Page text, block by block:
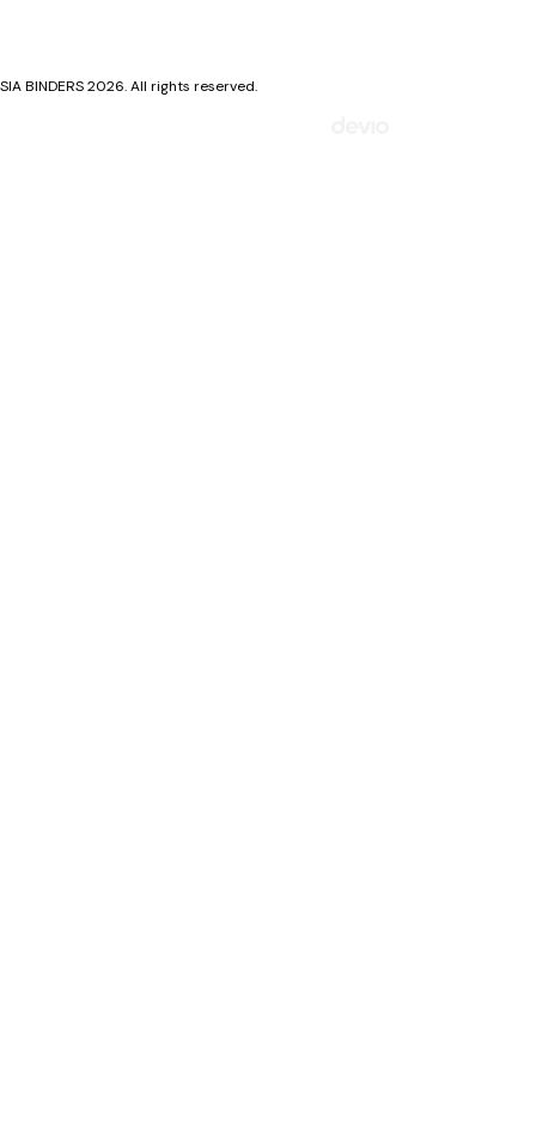
SIA BINDERS 2026. All rights reserved.